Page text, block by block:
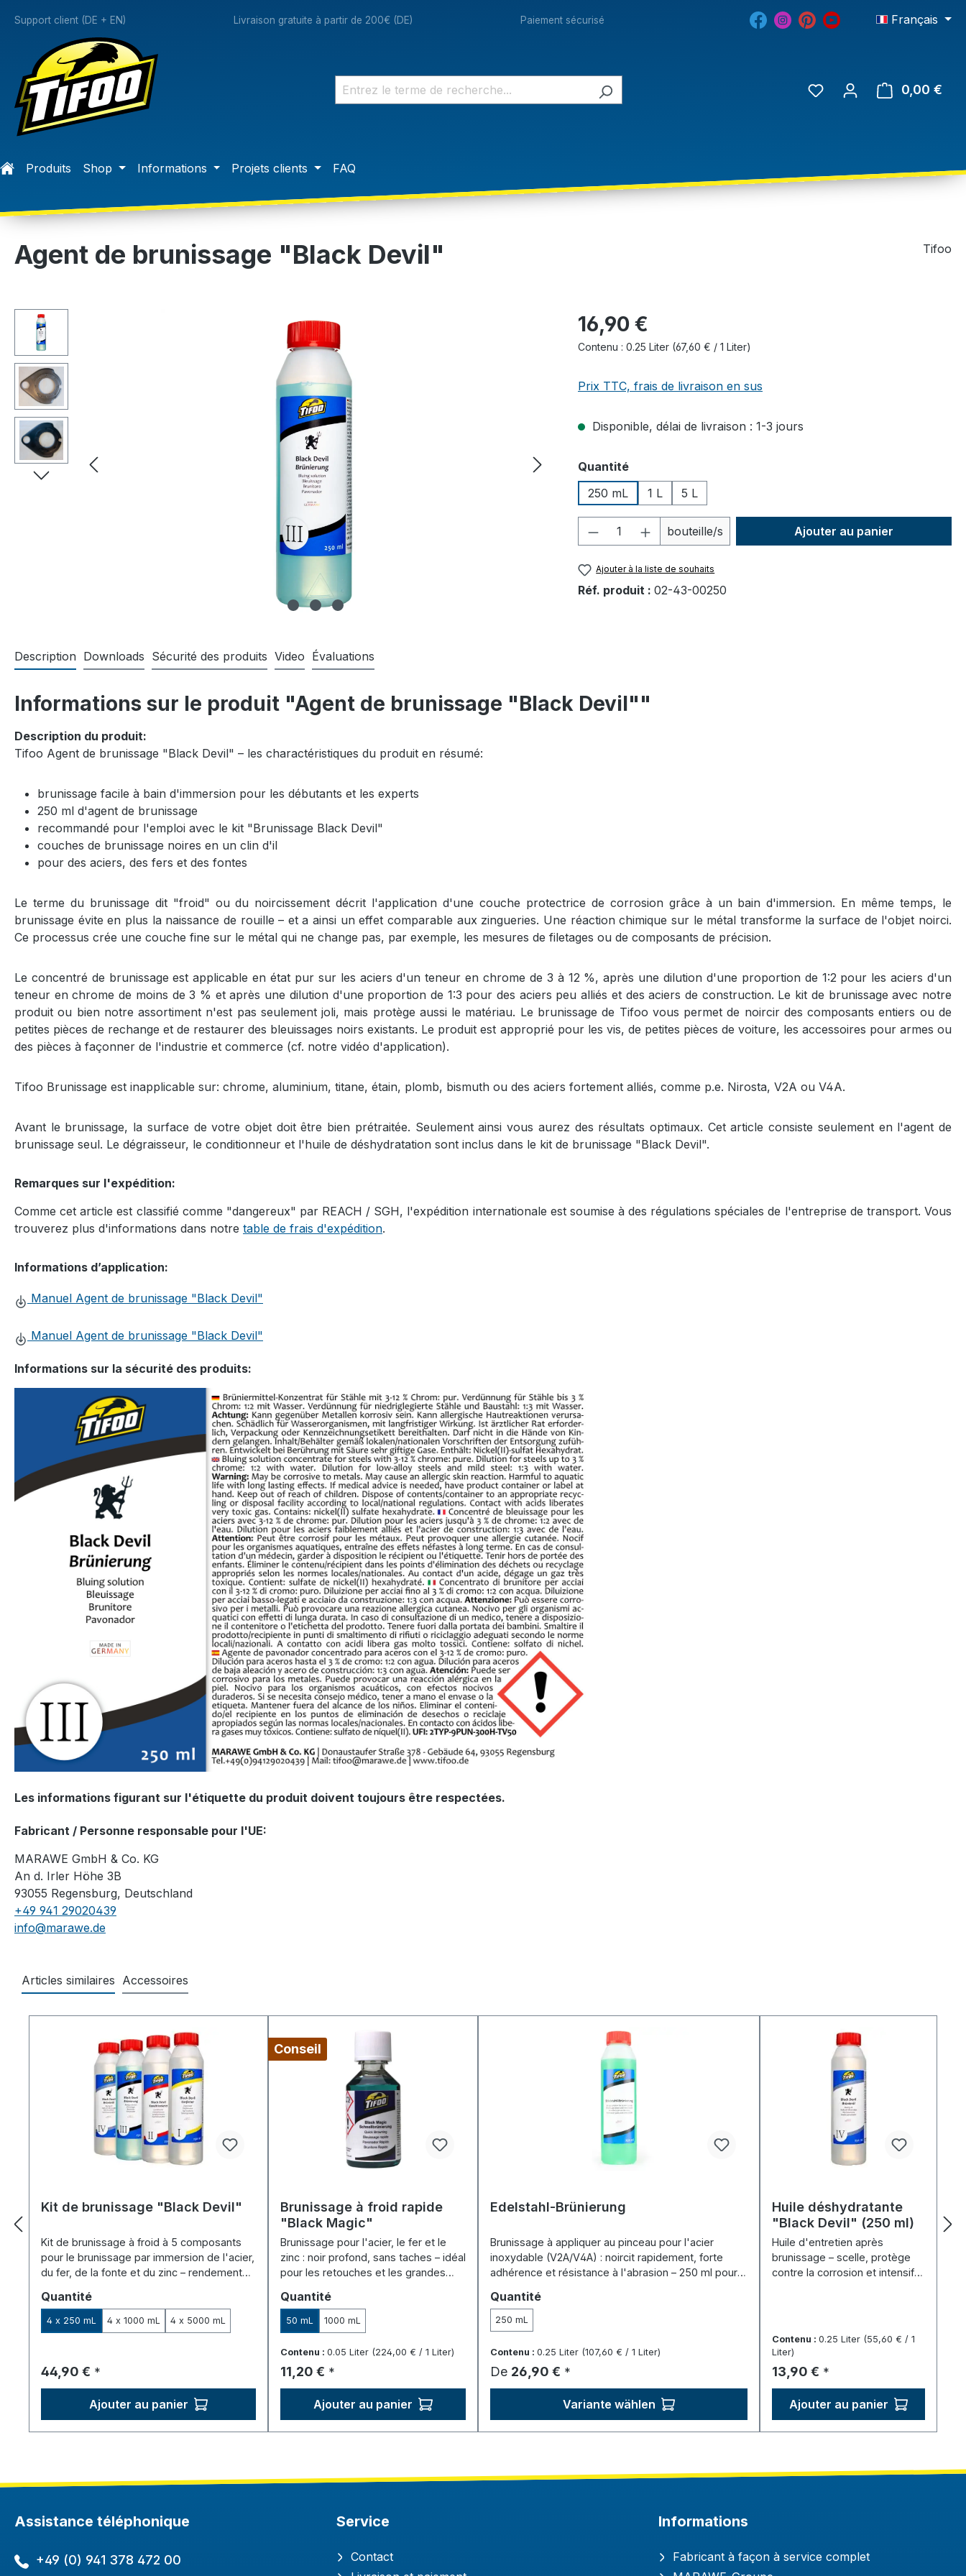
Passer à la navigation principale
Support client (DE + EN) Livraison gratuite à partir de 200€ (DE) Paiement sécurisé Français
0,00 €
Produits Shop Informations Projets clients FAQ
Agent de brunissage "Black Devil" Tifoo
Ignorer la galerie d'images 16,90 €
Contenu : 0.25 Liter (67,60 € / 1 Liter)
Prix TTC, frais de livraison en sus
Disponible, délai de livraison : 1-3 jours
Sélectionnez
Quantité
250 mL
1 L 5 L
Quantité de produit : Entrez la quantité
bouteille/s Ajouter au panier
Ajouter à la liste de souhaits
Réf. produit : 02-43-00250
Description Downloads Sécurité des produits Video Évaluations
Informations sur le produit "Agent de brunissage "Black Devil""
Description du produit:
Tifoo Agent de brunissage "Black Devil" – les charactéristiques du produit en résumé:
brunissage facile à bain d'immersion pour les débutants et les experts
250 ml d'agent de brunissage
recommandé pour l'emploi avec le kit "Brunissage Black Devil"
couches de brunissage noires en un clin d'il
pour des aciers, des fers et des fontes
Le terme du brunissage dit "froid" ou du noircissement décrit l'application d'une couche protectrice de corrosion grâce à un bain d'immersion. En même temps, le
brunissage évite en plus la naissance de rouille – et a ainsi un effet comparable aux zingueries. Une réaction chimique sur le métal transforme la surface de l'objet noirci.
Ce processus crée une couche fine sur le métal qui ne change pas, par exemple, les mesures de filetages ou de composants de précision.
Le concentré de brunissage est applicable en état pur sur les aciers d'un teneur en chrome de 3 à 12 %, après une dilution d'une proportion de 1:2 pour les aciers d'un
teneur en chrome de moins de 3 % et après une dilution d'une proportion de 1:3 pour des aciers peu alliés et des aciers de construction. Le kit de brunissage avec notre
produit ou bien notre assortiment n'est pas seulement joli, mais protège aussi le matériau. Le brunissage de Tifoo vous permet de noircir des composants entiers ou de
petites pièces de rechange et de restaurer des bleuissages noirs existants. Le produit est approprié pour les vis, de petites pièces de voiture, les accessoires pour armes ou
des pièces à façonner de l'industrie et commerce (cf. notre vidéo d'application).
Tifoo Brunissage est inapplicable sur: chrome, aluminium, titane, étain, plomb, bismuth ou des aciers fortement alliés, comme p.e. Nirosta, V2A ou V4A.
Avant le brunissage, la surface de votre objet doit être bien prétraitée. Seulement ainsi vous aurez des résultats optimaux. Cet article consiste seulement en l'agent de
brunissage seul. Le dégraisseur, le conditionneur et l'huile de déshydratation sont inclus dans le kit de brunissage "Black Devil".
Remarques sur l'expédition:
Comme cet article est classifié comme "dangereux" par REACH / SGH, l'expédition internationale est soumise à des régulations spéciales de l'entreprise de transport. Vous
trouverez plus d'informations dans notre table de frais d'expédition.
Informations d’application:
Manuel Agent de brunissage "Black Devil"
Manuel Agent de brunissage "Black Devil"
Informations sur la sécurité des produits:
Les informations figurant sur l'étiquette du produit doivent toujours être respectées.
Fabricant / Personne responsable pour l'UE:
MARAWE GmbH & Co. KG
An d. Irler Höhe 3B
93055 Regensburg, Deutschland
+49 941 29020439
info@marawe.de
Articles similaires Accessoires
Kit de brunissage "Black Devil"
Kit de brunissage à froid à 5 composants
pour le brunissage par immersion de l'acier,
du fer, de la fonte et du zinc – rendement
Sélectionnez
Quantité
4 x 250 mL 4 x 1000 mL 4 x 5000 mL
Prix régulier :
44,90 € *
Ajouter au panier
Conseil
Brunissage à froid rapide
"Black Magic"
Brunissage pour l'acier, le fer et le
zinc : noir profond, sans taches – idéal
pour les retouches et les grandes
Sélectionnez
Quantité
50 mL 1000 mL
Contenu :0.05 Liter (224,00 € / 1 Liter)
Prix régulier :
11,20 € *
Ajouter au panier
Edelstahl-Brünierung
Brunissage à appliquer au pinceau pour l'acier
inoxydable (V2A/V4A) : noircit rapidement, forte
adhérence et résistance à l'abrasion – 250 ml pour
Sélectionnez
Quantité
250 mL
Contenu :0.25 Liter (107,60 € / 1 Liter)
Prix régulier :
De 26,90 € *
Variante wählen
Huile déshydratante
"Black Devil" (250 ml)
Huile d'entretien après
brunissage – scelle, protège
contre la corrosion et intensifie
Contenu :0.25 Liter (55,60 € / 1
Liter)
Prix régulier :
13,90 € *
Ajouter au panier
Assistance téléphonique
+49 (0) 941 378 472 00
Service
Contact
Informations
Fabricant à façon à service complet